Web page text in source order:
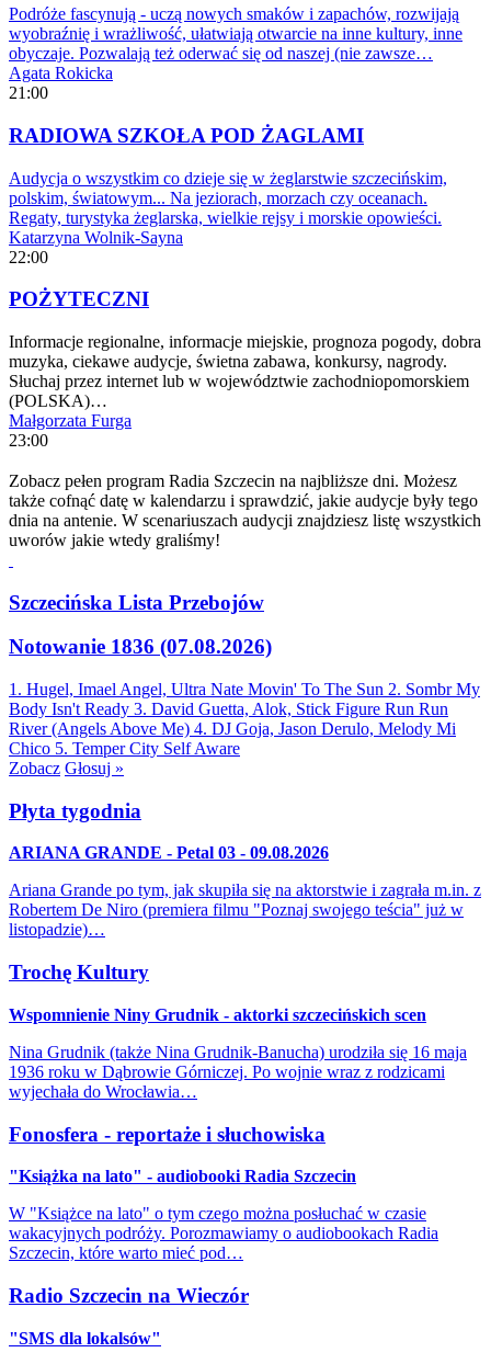
Podróże fascynują - uczą nowych smaków i zapachów, rozwijają
wyobraźnię i wrażliwość, ułatwiają otwarcie na inne kultury, inne
obyczaje. Pozwalają też oderwać się od naszej (nie zawsze…
Agata Rokicka
21:00
RADIOWA SZKOŁA POD ŻAGLAMI
Audycja o wszystkim co dzieje się w żeglarstwie szczecińskim,
polskim, światowym... Na jeziorach, morzach czy oceanach.
Regaty, turystyka żeglarska, wielkie rejsy i morskie opowieści.
Katarzyna Wolnik-Sayna
22:00
POŻYTECZNI
Informacje regionalne, informacje miejskie, prognoza pogody, dobra
muzyka, ciekawe audycje, świetna zabawa, konkursy, nagrody.
Słuchaj przez internet lub w województwie zachodniopomorskiem
(POLSKA)…
Małgorzata Furga
23:00
Zobacz pełen program Radia Szczecin na najbliższe dni. Możesz
także cofnąć datę w kalendarzu i sprawdzić, jakie audycje były tego
dnia na antenie. W scenariuszach audycji znajdziesz listę wszystkich
uworów jakie wtedy graliśmy!
Szczecińska Lista Przebojów
Notowanie 1836 (07.08.2026)
1. Hugel, Imael Angel, Ultra Nate Movin' To The Sun 2. Sombr My
Body Isn't Ready 3. David Guetta, Alok, Stick Figure Run Run
River (Angels Above Me) 4. DJ Goja, Jason Derulo, Melody Mi
Chico 5. Temper City Self Aware
Zobacz Głosuj »
Płyta tygodnia
ARIANA GRANDE - Petal 03 - 09.08.2026
Ariana Grande po tym, jak skupiła się na aktorstwie i zagrała m.in. z
Robertem De Niro (premiera filmu "Poznaj swojego teścia" już w
listopadzie)…
Trochę Kultury
Wspomnienie Niny Grudnik - aktorki szczecińskich scen
Nina Grudnik (także Nina Grudnik-Banucha) urodziła się 16 maja
1936 roku w Dąbrowie Górniczej. Po wojnie wraz z rodzicami
wyjechała do Wrocławia…
Fonosfera - reportaże i słuchowiska
"Książka na lato" - audiobooki Radia Szczecin
W "Książce na lato" o tym czego można posłuchać w czasie
wakacyjnych podróży. Porozmawiamy o audiobookach Radia
Szczecin, które warto mieć pod…
Radio Szczecin na Wieczór
"SMS dla lokalsów"